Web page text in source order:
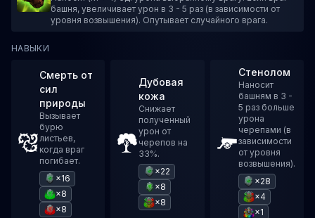
башня, увеличивает урон в 3 - 5 раз (в зависимости от
уровня возвышения). Опутывает случайного врага.
НАВЫКИ
Смерть от
сил
природы
Вызывает
бурю
листьев,
когда враг
погибает.
×16
×8
×8
Дубовая
кожа
Снижает
полученный
урон от
черепов на
33%.
×22
×8
×8
Стенолом
Наносит
башням в 3 -
5 раз больше
урона
черепами (в
зависимости
от уровня
возвышения).
×28
×4
×1